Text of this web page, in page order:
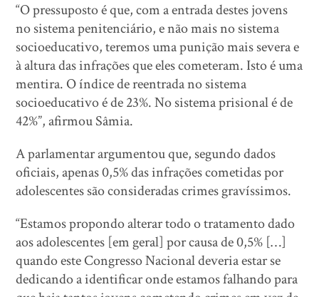
“O pressuposto é que, com a entrada destes jovens
no sistema penitenciário, e não mais no sistema
socioeducativo, teremos uma punição mais severa e
à altura das infrações que eles cometeram. Isto é uma
mentira. O índice de reentrada no sistema
socioeducativo é de 23%. No sistema prisional é de
42%”, afirmou Sâmia.
A parlamentar argumentou que, segundo dados
oficiais, apenas 0,5% das infrações cometidas por
adolescentes são consideradas crimes gravíssimos.
“Estamos propondo alterar todo o tratamento dado
aos adolescentes [em geral] por causa de 0,5% […]
quando este Congresso Nacional deveria estar se
dedicando a identificar onde estamos falhando para